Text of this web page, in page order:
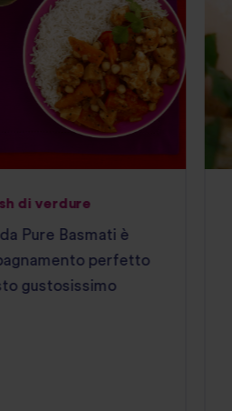
di verdure
Pure Basmati è
perfetto
gustosissimo